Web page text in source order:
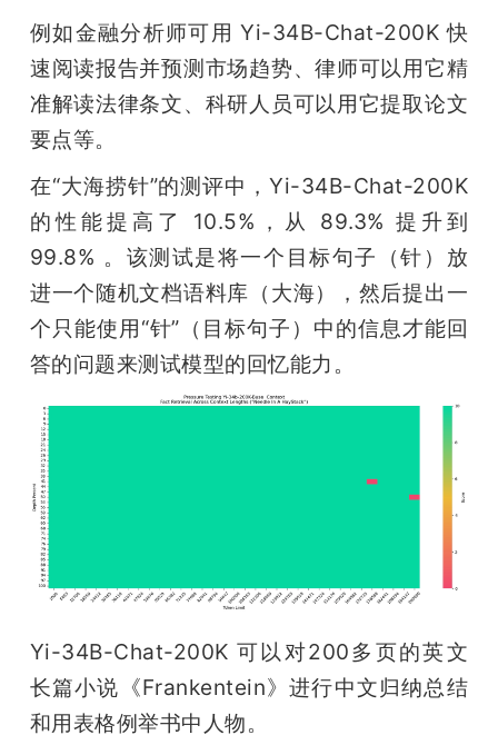
例如金融分析师可用 Yi-34B-Chat-200K 快
速阅读报告并预测市场趋势、律师可以用它精
准解读法律条文、科研人员可以用它提取论文
要点等。
在“大海捞针”的测评中，Yi-34B-Chat-200K
的性能提高了 10.5%，从 89.3% 提升到
99.8% 。该测试是将一个目标句子（针）放
进一个随机文档语料库（大海），然后提出一
个只能使用“针”（目标句子）中的信息才能回
答的问题来测试模型的回忆能力。
Yi-34B-Chat-200K 可以对200多页的英文
长篇小说《Frankentein》进行中文归纳总结
和用表格例举书中人物。